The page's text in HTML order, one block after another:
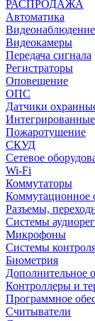
РАСПРОДАЖА
Автоматика
Видеонаблюдение
Видеокамеры
Передача сигнала
Регистраторы
Оповещение
ОПС
Датчики
Пожаротушение
СКУД
Сетевое
Wi-Fi
Коммутаторы
Коммутационное
Разъемы,
Системы
Микрофоны
Системы
Биометрия
Дополнительное
Контроллеры и
Программное
Считыватели